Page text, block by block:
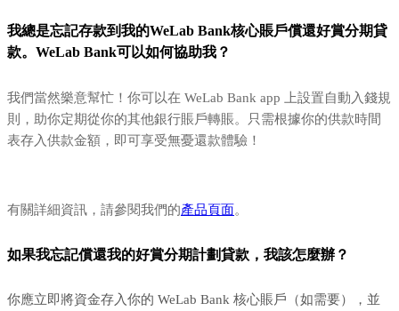
我總是忘記存款到我的WeLab Bank核心賬戶償還好賞分期貸
款。WeLab Bank可以如何協助我？
我們當然樂意幫忙！你可以在 WeLab Bank app 上設置自動入錢規
則，助你定期從你的其他銀行賬戶轉賬。只需根據你的供款時間
表存入供款金額，即可享受無憂還款體驗！
有關詳細資訊，請參閱我們的產品頁面。
如果我忘記償還我的好賞分期計劃貸款，我該怎麼辦？
你應立即將資金存入你的 WeLab Bank 核心賬戶（如需要），並